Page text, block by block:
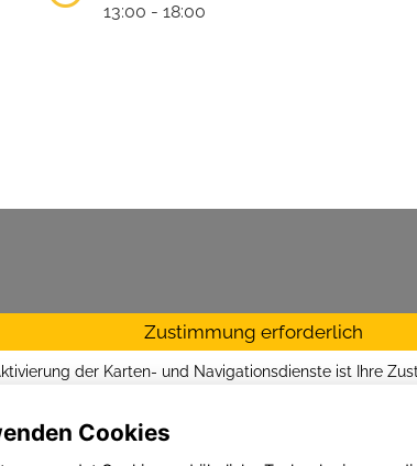
13:00 - 18:00
Zustimmung erforderlich
der Karten- und Navigationsdienste ist Ihre
Zustimmen und aktivieren
Cookies